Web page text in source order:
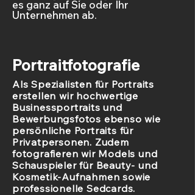
es ganz auf Sie oder Ihr
Unternehmen ab.
Portraitfotografie
Als Spezialisten für Portraits
erstellen wir hochwertige
Businessportraits und
Bewerbungsfotos ebenso wie
persönliche Portraits für
Privatpersonen. Zudem
fotografieren wir Models und
Schauspieler für Beauty- und
Kosmetik-Aufnahmen sowie
professionelle Sedcards.